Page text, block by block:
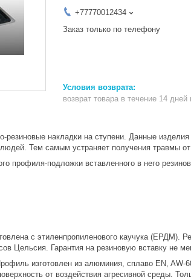
+77770012434
Заказ только по телефону
возврат товара в течение 14 дней
резиновые накладки на ступени. Данные
Тем самым устраняет получения травмы
профиля-подложки вставленного в него
с этиленпропиленового каучука (ЕРДМ).
Цельсия. Гарантия на резиновую вставку не
изготовлен из алюминия, сплаво EN, AW-
от воздействия агресивной среды.